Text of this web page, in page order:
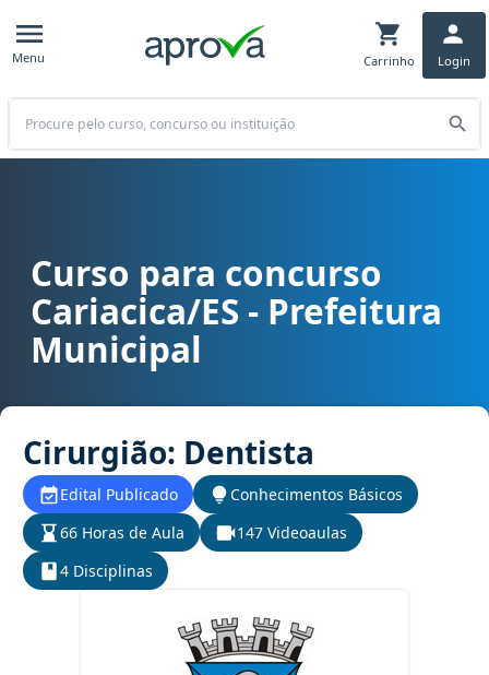
Menu Carrinho Login
Buscar
Curso para concurso Cariacica/ES - Prefeitura Municipal cargo
Curso para concurso
Cariacica/ES - Prefeitura
Municipal
Cirurgião: Dentista
Edital Publicado
Conhecimentos Básicos
66 Horas de Aula
147 Videoaulas
4 Disciplinas